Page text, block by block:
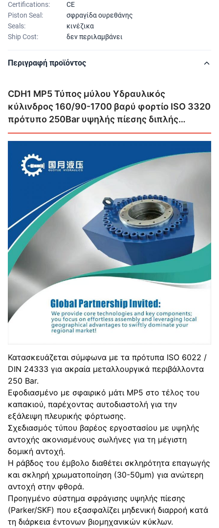
Certifications:
CE
Piston Seal:
σφραγίδα ουρεθάνης
Seals:
κινέζικα
Ship Cost:
δεν περιλαμβάνει
Περιγραφή προϊόντος
CDH1 MP5 Τύπος μύλου Υδραυλικός
κύλινδρος 160/90-1700 βαρύ φορτίο ISO 3320
πρότυπο 250Bar υψηλής πίεσης διπλής
δράσης υδραυλικός ράμ
Κατασκευάζεται σύμφωνα με τα πρότυπα ISO 6022 /
DIN 24333 για ακραία μεταλλουργικά περιβάλλοντα
250 Bar.
Εφοδιασμένο με σφαιρικό μάτι MP5 στο τέλος του
καπακιού, παρέχοντας αυτοδιαστολή για την
εξάλειψη πλευρικής φόρτωσης.
Σχεδιασμός τύπου βαρέος εργοστασίου με υψηλής
αντοχής ακονισμένους σωλήνες για τη μέγιστη
δομική αντοχή.
Η ράβδος του έμβολο διαθέτει σκληρότητα επαγωγής
και σκληρή χρωματοποίηση (30-50μm) για ανώτερη
αντοχή στην φθορά.
Προηγμένο σύστημα σφράγισης υψηλής πίεσης
(Parker/SKF) που εξασφαλίζει μηδενική διαρροή κατά
τη διάρκεια έντονων βιομηχανικών κύκλων.